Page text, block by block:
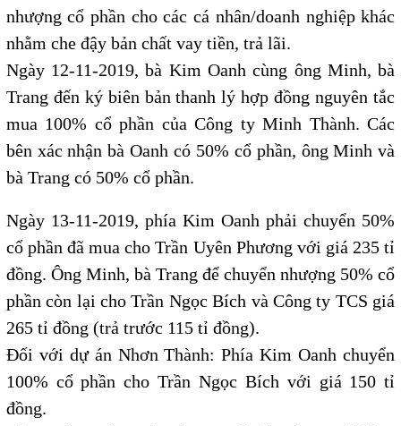
nhượng cổ phần cho các cá nhân/doanh nghiệp khác
nhằm che đậy bản chất vay tiền, trả lãi.
Ngày 12-11-2019, bà Kim Oanh cùng ông Minh, bà
Trang đến ký biên bản thanh lý hợp đồng nguyên tắc
mua 100% cổ phần của Công ty Minh Thành. Các
bên xác nhận bà Oanh có 50% cổ phần, ông Minh và
bà Trang có 50% cổ phần.
Ngày 13-11-2019, phía Kim Oanh phải chuyển 50%
cổ phần đã mua cho Trần Uyên Phương với giá 235 tỉ
đồng. Ông Minh, bà Trang để chuyển nhượng 50% cổ
phần còn lại cho Trần Ngọc Bích và Công ty TCS giá
265 tỉ đồng (trả trước 115 tỉ đồng).
Đối với dự án Nhơn Thành: Phía Kim Oanh chuyển
100% cổ phần cho Trần Ngọc Bích với giá 150 tỉ
đồng.